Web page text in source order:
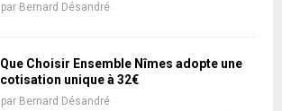
par Bernard Désandré
Que Choisir Ensemble Nîmes adopte une
cotisation unique à 32€
par Bernard Désandré